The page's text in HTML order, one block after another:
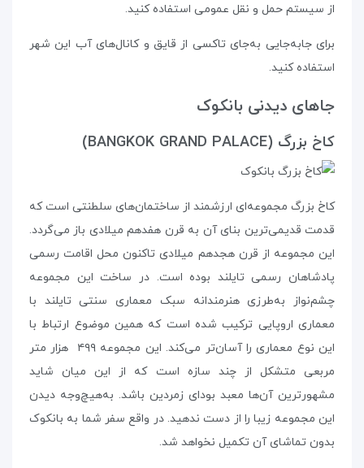
از سیستم حمل و نقل عمومی استفاده کنید.
برای جابه‌جایی به‌جای تاکسی از قایق و کانال‌های آب این شهر
استفاده کنید.
جاهای دیدنی بانکوک
کاخ بزرگ (BANGKOK GRAND PALACE)
کاخ بزرگ مجموعه‌ای ارزشمند از ساختمان‌های سلطنتی است که
قدمت قدیمی‌ترین بنای آن به قرن هفدهم میلادی باز می‌گردد.
این مجموعه از قرن هجدهم میلادی تاکنون محل اقامت رسمی
پادشاهان رسمی تایلند بوده است. در ساخت این مجموعه‌
چشم‌نواز به‌طرزی هنرمندانه سبک معماری سنتی تایلند با
معماری اروپایی ترکیب شده است که همین موضوع ارتباط با
این نوع معماری را آسان‌تر می‌کند. این مجموعه‌ ۴۹۹ هزار متر
مربعی متشکل از چند سازه است که از این میان شاید
مشهورترین آن‌ها معبد بودای زمردین باشد. به‌هیچ‌وجه دیدن
این مجموعه‌ زیبا را از دست ندهید. در واقع سفر شما به بانکوک
بدون تماشای آن تکمیل نخواهد شد.